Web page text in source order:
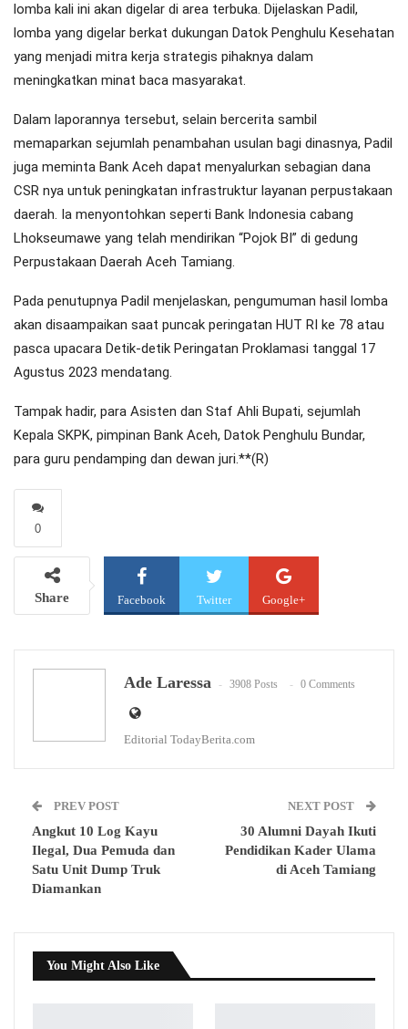
lomba kali ini akan digelar di area terbuka. Dijelaskan Padil,
lomba yang digelar berkat dukungan Datok Penghulu Kesehatan
yang menjadi mitra kerja strategis pihaknya dalam
meningkatkan minat baca masyarakat.
Dalam laporannya tersebut, selain bercerita sambil
memaparkan sejumlah penambahan usulan bagi dinasnya, Padil
juga meminta Bank Aceh dapat menyalurkan sebagian dana
CSR nya untuk peningkatan infrastruktur layanan perpustakaan
daerah. Ia menyontohkan seperti Bank Indonesia cabang
Lhokseumawe yang telah mendirikan “Pojok BI” di gedung
Perpustakaan Daerah Aceh Tamiang.
Pada penutupnya Padil menjelaskan, pengumuman hasil lomba
akan disaampaikan saat puncak peringatan HUT RI ke 78 atau
pasca upacara Detik-detik Peringatan Proklamasi tanggal 17
Agustus 2023 mendatang.
Tampak hadir, para Asisten dan Staf Ahli Bupati, sejumlah
Kepala SKPK, pimpinan Bank Aceh, Datok Penghulu Bundar,
para guru pendamping dan dewan juri.**(R)
0
Share Facebook Twitter Google+
Ade Laressa 3908 Posts 0 Comments
Editorial TodayBerita.com
PREV POST
Angkut 10 Log Kayu
Ilegal, Dua Pemuda dan
Satu Unit Dump Truk
Diamankan
NEXT POST
30 Alumni Dayah Ikuti
Pendidikan Kader Ulama
di Aceh Tamiang
You Might Also Like